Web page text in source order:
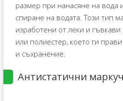
размер при нанасяне на вода
спиране на водата. Този тип
изработени от леки и гъвкави
или полиестер, което ги
и съхранение.
Антистатични